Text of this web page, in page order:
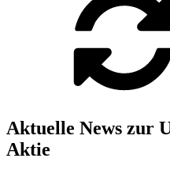
Aktuelle News zur
Aktie